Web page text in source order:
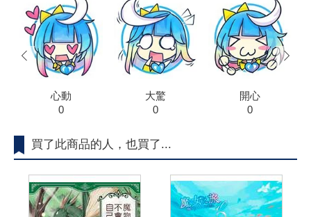
心動
0
大驚
0
開心
0
prev next
買了此商品的人，也買了...